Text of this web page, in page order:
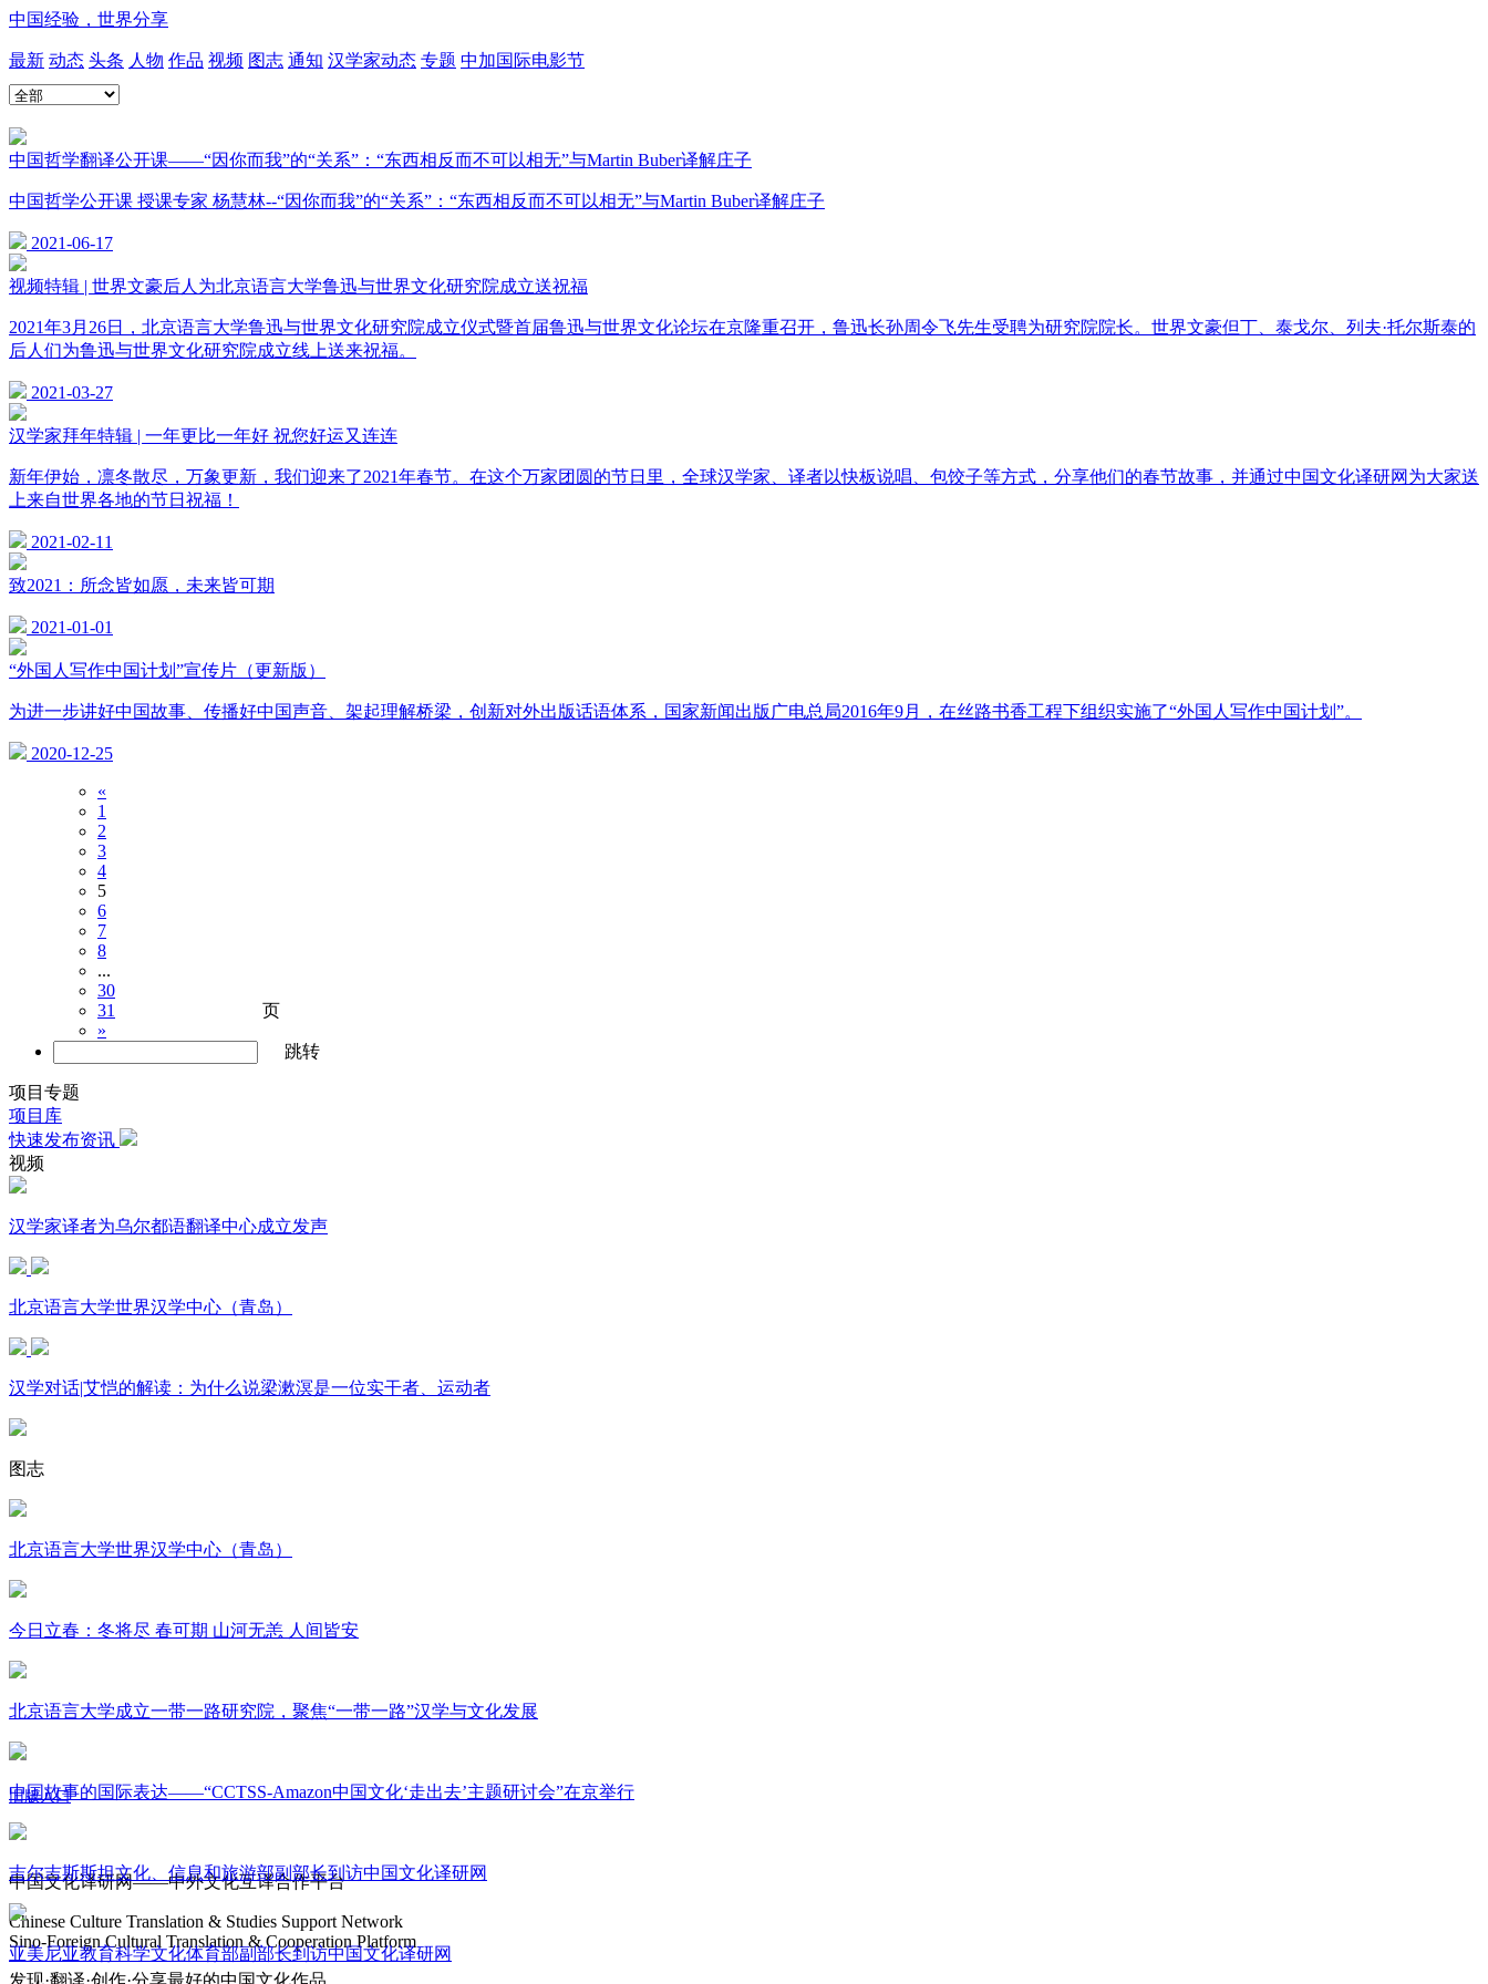
中国经验，世界分享
最新 动态 头条 人物 作品 视频 图志 通知 汉学家动态 专题 中加国际电影节
中国哲学翻译公开课——“因你而我”的“关系”：“东西相反而不可以相无”与Martin Buber译解庄子
中国哲学公开课 授课专家 杨慧林--“因你而我”的“关系”：“东西相反而不可以相无”与Martin Buber译解庄子
2021-06-17
视频特辑 | 世界文豪后人为北京语言大学鲁迅与世界文化研究院成立送祝福
2021年3月26日，北京语言大学鲁迅与世界文化研究院成立仪式暨首届鲁迅与世界文化论坛在京隆重召开，鲁迅长孙周令飞先生受聘为研究院院长。世界文豪但丁、泰戈尔、列夫·托尔斯泰的
后人们为鲁迅与世界文化研究院成立线上送来祝福。
2021-03-27
汉学家拜年特辑 | 一年更比一年好 祝您好运又连连
新年伊始，凛冬散尽，万象更新，我们迎来了2021年春节。在这个万家团圆的节日里，全球汉学家、译者以快板说唱、包饺子等方式，分享他们的春节故事，并通过中国文化译研网为大家送
上来自世界各地的节日祝福！
2021-02-11
致2021：所念皆如愿，未来皆可期
2021-01-01
“外国人写作中国计划”宣传片（更新版）
为进一步讲好中国故事、传播好中国声音、架起理解桥梁，创新对外出版话语体系，国家新闻出版广电总局2016年9月，在丝路书香工程下组织实施了“外国人写作中国计划”。
2020-12-25
«
1
2
3
4
5
6
7
8
...
30
31
»
页
跳转
项目专题
项目库
快速发布资讯
视频
汉学家译者为乌尔都语翻译中心成立发声
北京语言大学世界汉学中心（青岛）
汉学对话|艾恺的解读：为什么说梁漱溟是一位实干者、运动者
图志
北京语言大学世界汉学中心（青岛）
今日立春：冬将尽 春可期 山河无恙 人间皆安
北京语言大学成立一带一路研究院，聚焦“一带一路”汉学与文化发展
中国故事的国际表达——“CCTSS-Amazon中国文化‘走出去’主题研讨会”在京举行
吉尔吉斯斯坦文化、信息和旅游部副部长到访中国文化译研网
亚美尼亚教育科学文化体育部副部长到访中国文化译研网
旧版入口
关于我们
中国文化译研网——中外文化互译合作平台
Chinese Culture Translation & Studies Support Network
Sino-Foreign Cultural Translation & Cooperation Platform